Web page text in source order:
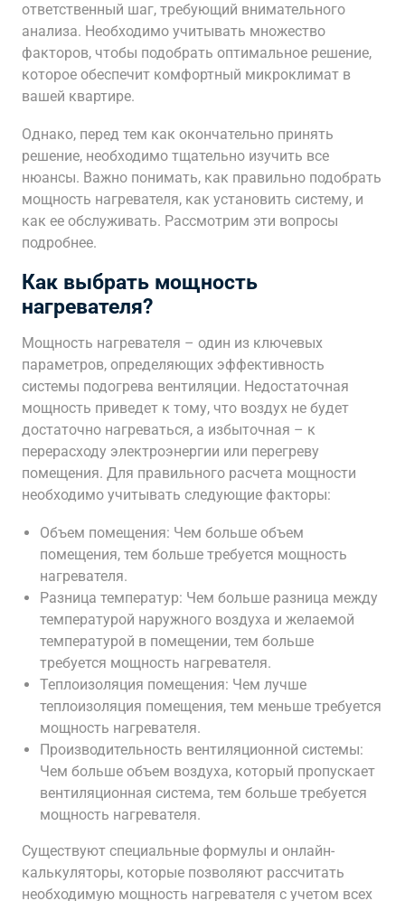
ответственный шаг, требующий внимательного
анализа. Необходимо учитывать множество
факторов, чтобы подобрать оптимальное решение,
которое обеспечит комфортный микроклимат в
вашей квартире.
Однако, перед тем как окончательно принять
решение, необходимо тщательно изучить все
нюансы. Важно понимать, как правильно подобрать
мощность нагревателя, как установить систему, и
как ее обслуживать. Рассмотрим эти вопросы
подробнее.
Как выбрать мощность
нагревателя?
Мощность нагревателя – один из ключевых
параметров, определяющих эффективность
системы подогрева вентиляции. Недостаточная
мощность приведет к тому, что воздух не будет
достаточно нагреваться, а избыточная – к
перерасходу электроэнергии или перегреву
помещения. Для правильного расчета мощности
необходимо учитывать следующие факторы:
Объем помещения: Чем больше объем
помещения, тем больше требуется мощность
нагревателя.
Разница температур: Чем больше разница между
температурой наружного воздуха и желаемой
температурой в помещении, тем больше
требуется мощность нагревателя.
Теплоизоляция помещения: Чем лучше
теплоизоляция помещения, тем меньше требуется
мощность нагревателя.
Производительность вентиляционной системы:
Чем больше объем воздуха, который пропускает
вентиляционная система, тем больше требуется
мощность нагревателя.
Существуют специальные формулы и онлайн-
калькуляторы, которые позволяют рассчитать
необходимую мощность нагревателя с учетом всех